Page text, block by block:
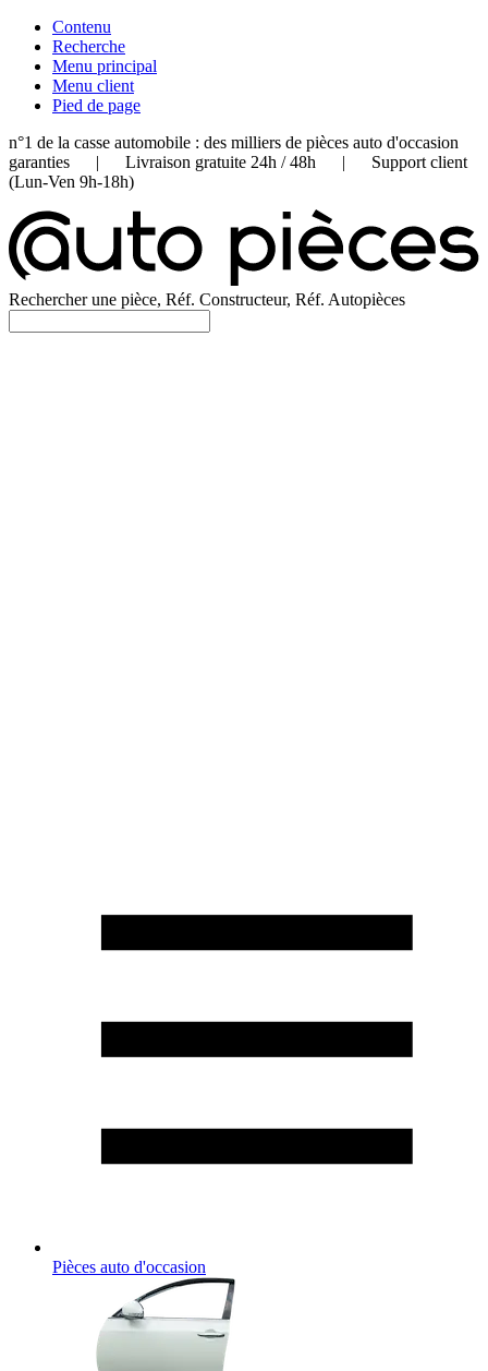
Contenu
Recherche
Menu principal
Menu client
Pied de page
n°1 de la casse automobile : des milliers de pièces auto d'occasion
garanties | Livraison gratuite 24h / 48h | Support client
(Lun-Ven 9h-18h)
Rechercher une pièce, Réf. Constructeur, Réf. Autopièces
Pièces auto d'occasion